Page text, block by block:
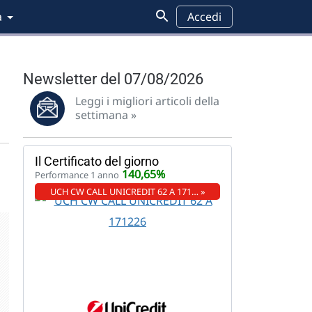
Accedi
Newsletter del 07/08/2026
Leggi i migliori articoli della
settimana »
Il Certificato del giorno
Performance 1 anno 140,65%
UCH CW CALL UNICREDIT 62 A 171… »